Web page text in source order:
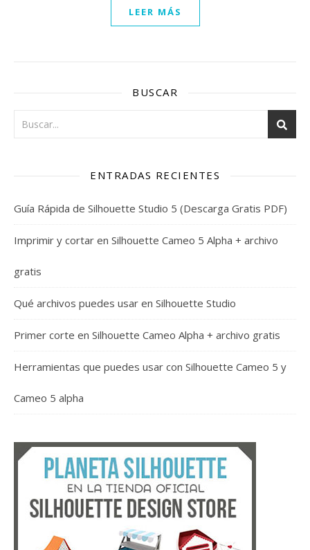
LEER MÁS
BUSCAR
ENTRADAS RECIENTES
Guía Rápida de Silhouette Studio 5 (Descarga Gratis PDF)
Imprimir y cortar en Silhouette Cameo 5 Alpha + archivo
gratis
Qué archivos puedes usar en Silhouette Studio
Primer corte en Silhouette Cameo Alpha + archivo gratis
Herramientas que puedes usar con Silhouette Cameo 5 y
Cameo 5 alpha